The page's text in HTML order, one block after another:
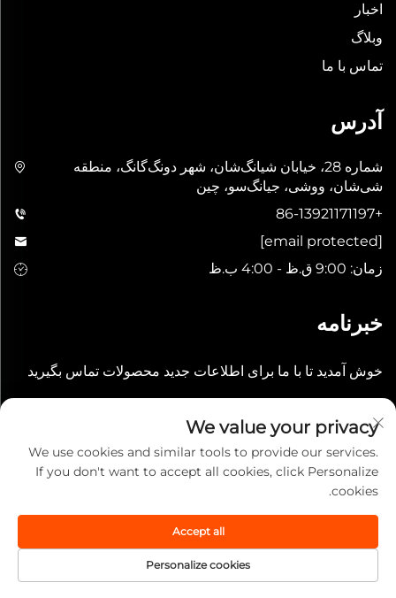
اخبار
وبلاگ
تماس با ما
آدرس
شماره 28، خیابان شیانگ‌شان، شهر دونگ‌گانگ، منطقه
شی‌شان، ووشی، جیانگ‌سو، چین
+86-13921171197
[email protected]
زمان: 9:00 ق.ظ - 4:00 ب.ظ
خبرنامه
خوش آمدید تا با ما برای اطلاعات جدید محصولات تماس بگیرید
ارسال
حق نشر © 2025 شرکت چینی ووشی لی‌چیان انترنشنال. تمامی حقوق
محفوظ است.سیاست حفظ حریم خصوصی
We value your privacy
We use cookies and similar tools to provide our services.
If you don't want to accept all cookies, click Personalize
cookies.
Personalize cookies
Accept all